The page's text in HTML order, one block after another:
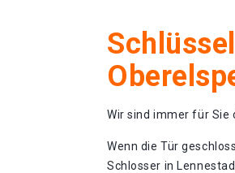
Wir sind immer für Sie
Wenn die Tür
Schlosser in